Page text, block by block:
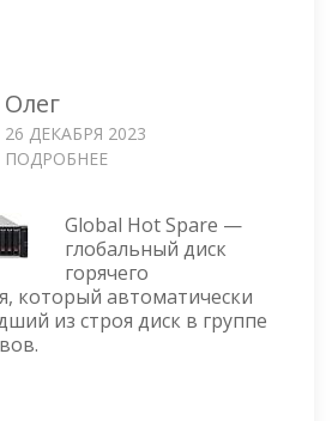
Олег
26 ДЕКАБРЯ 2023
ПОДРОБНЕЕ
2040
—
НАСТРОЙКА
GLOBAL
SPARE
Global Hot Spare —
глобальный диск
горячего
который автоматически
из строя диск в группе